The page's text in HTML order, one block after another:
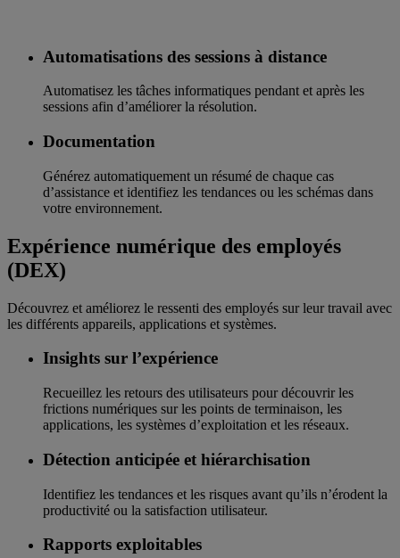
Automatisations des sessions à distance
Automatisez les tâches informatiques pendant et après les
sessions afin d’améliorer la résolution.
Documentation
Générez automatiquement un résumé de chaque cas
d’assistance et identifiez les tendances ou les schémas dans
votre environnement.
Expérience numérique des employés
(DEX)
Découvrez et améliorez le ressenti des employés sur leur travail avec
les différents appareils, applications et systèmes.
Insights sur l’expérience
Recueillez les retours des utilisateurs pour découvrir les
frictions numériques sur les points de terminaison, les
applications, les systèmes d’exploitation et les réseaux.
Détection anticipée et hiérarchisation
Identifiez les tendances et les risques avant qu’ils n’érodent la
productivité ou la satisfaction utilisateur.
Rapports exploitables